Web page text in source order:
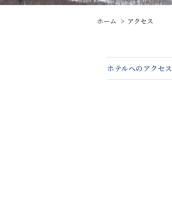
ホーム アクセス
ホテルへのアクセス